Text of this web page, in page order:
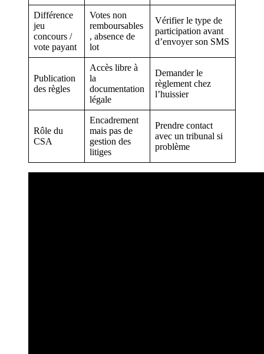
Différence
jeu
concours /
vote payant
Votes non
remboursables
, absence de
lot
Vérifier le type de
participation avant
d’envoyer son SMS
Publication
des règles
Accès libre à
la
documentation
légale
Demander le
règlement chez
l’huissier
Rôle du
CSA
Encadrement
mais pas de
gestion des
litiges
Prendre contact
avec un tribunal si
problème